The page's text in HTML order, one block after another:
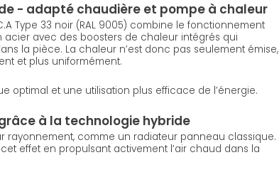
- adapté chaudière et pompe à chaleur
Type 33 noir (RAL 9005) combine le fonctionnement
acier avec des boosters de chaleur intégrés qui
la pièce. La chaleur n’est donc pas seulement émise,
et plus uniformément.
optimal et une utilisation plus efficace de l’énergie.
à la technologie hybride
rayonnement, comme un radiateur panneau classique.
effet en propulsant activement l’air chaud dans la